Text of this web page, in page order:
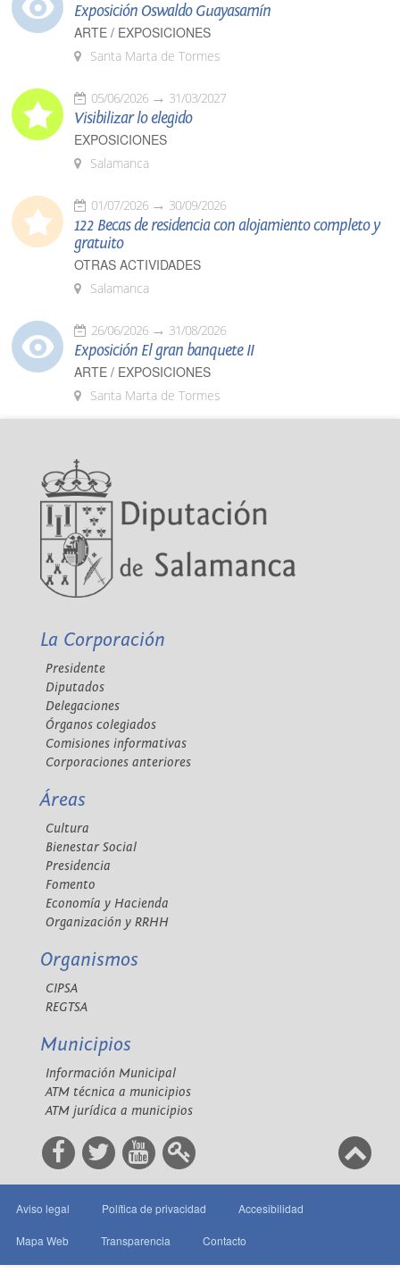
Exposición Oswaldo Guayasamín
ARTE / EXPOSICIONES
Santa Marta de Tormes
05/06/2026 31/03/2027
Visibilizar lo elegido
EXPOSICIONES
Salamanca
01/07/2026 30/09/2026
122 Becas de residencia con alojamiento completo y
gratuito
OTRAS ACTIVIDADES
Salamanca
26/06/2026 31/08/2026
Exposición El gran banquete II
ARTE / EXPOSICIONES
Santa Marta de Tormes
La Corporación
Presidente
Diputados
Delegaciones
Órganos colegiados
Comisiones informativas
Corporaciones anteriores
Áreas
Cultura
Bienestar Social
Presidencia
Fomento
Economía y Hacienda
Organización y RRHH
Organismos
CIPSA
REGTSA
Municipios
Información Municipal
ATM técnica a municipios
ATM jurídica a municipios
Aviso legal Política de privacidad Accesibilidad
Mapa Web Transparencia Contacto